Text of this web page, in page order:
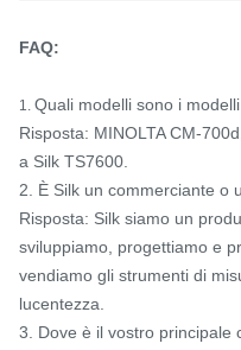
FAQ:
1. Quali modelli sono i
Risposta: MINOLTA CM-
a Silk TS7600.
2. È Silk un commerciante o
Risposta: Silk siamo un
sviluppiamo, progettiamo e
vendiamo gli strumenti di
lucentezza.
3. Dove è il vostro principale